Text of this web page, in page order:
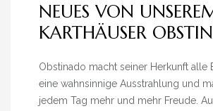
NEUES VON
KARTHÄUSER
Obstinado macht seiner Herkunft alle
eine wahnsinnige Ausstrahlung und
jedem Tag mehr und mehr Freude.